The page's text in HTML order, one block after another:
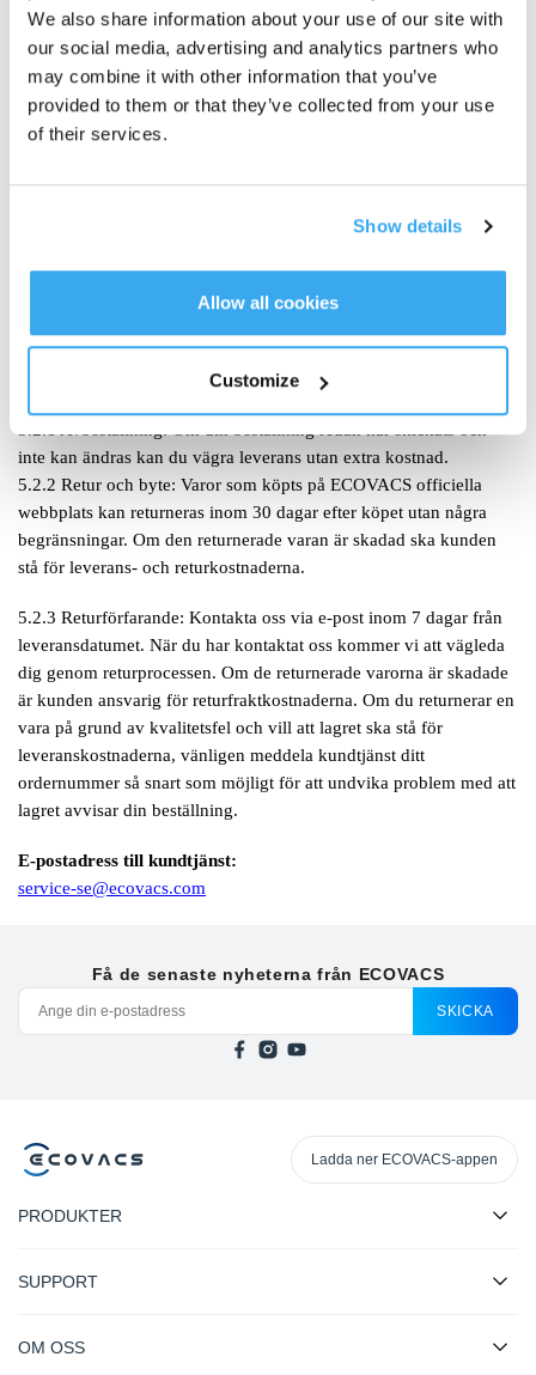
We also share information about your use of our site with
our social media, advertising and analytics partners who
may combine it with other information that you’ve
provided to them or that they’ve collected from your use
of their services.
Show details
Allow all cookies
Customize
Kontrollera att den angivna adressen är korrekt. På leveransdagen
kan du följa paketets leveransstatus på leveransföretagets
webbplats med hjälp av ditt ordernummer. Om du inte är hemma
kan du välja ett annat uthämtningsställe eller ge en familjemedlem
eller vän fullmakt att underteckna följesedeln.Om du har några
5 Avbeställning av beställning:
annullerade order som ännu inte har skickats.
5.1.2 Adressändring: Det är för närvarande inte möjligt att ändra
5.1.3 Returer och byten: Vänligen kontakta kundtjänst.
inte kan ändras kan du vägra leverans utan extra kostnad.
5.2.2 Retur och byte: Varor som köpts på ECOVACS officiella
webbplats kan returneras inom 30 dagar efter köpet utan några
begränsningar. Om den returnerade varan är skadad ska kunden
stå för leverans- och returkostnaderna.
5.2.3 Returförfarande: Kontakta oss via e-post inom 7 dagar från
leveransdatumet. När du har kontaktat oss kommer vi att vägleda
dig genom returprocessen. Om de returnerade varorna är skadade
är kunden ansvarig för returfraktkostnaderna. Om du returnerar en
vara på grund av kvalitetsfel och vill att lagret ska stå för
leveranskostnaderna, vänligen meddela kundtjänst ditt
ordernummer så snart som möjligt för att undvika problem med att
lagret avvisar din beställning.
E-postadress till kundtjänst:
service-se@ecovacs.com
Få de senaste nyheterna från ECOVACS
SKICKA
Ladda ner ECOVACS-appen
PRODUKTER
SUPPORT
OM OSS